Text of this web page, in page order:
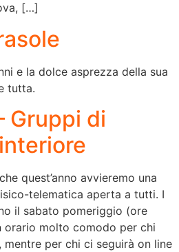
[…]
e la dolce asprezza della sua
tutta.
Gruppi di
quest’anno avvieremo una
telematica aperta a tutti. I
il sabato pomeriggio (ore
orario molto comodo per chi
per chi ci seguirà on line